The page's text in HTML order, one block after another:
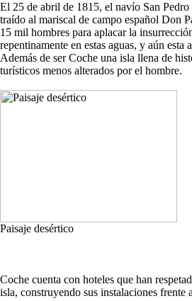
El 25 de abril de 1815, el navío San
traído al mariscal de campo español Don
15 mil hombres para aplacar la
repentinamente en estas aguas, y aún esta
Además de ser Coche una isla llena de
turísticos menos alterados por el hombre.
Paisaje desértico
Coche cuenta con hoteles que han
isla, construyendo sus instalaciones frente